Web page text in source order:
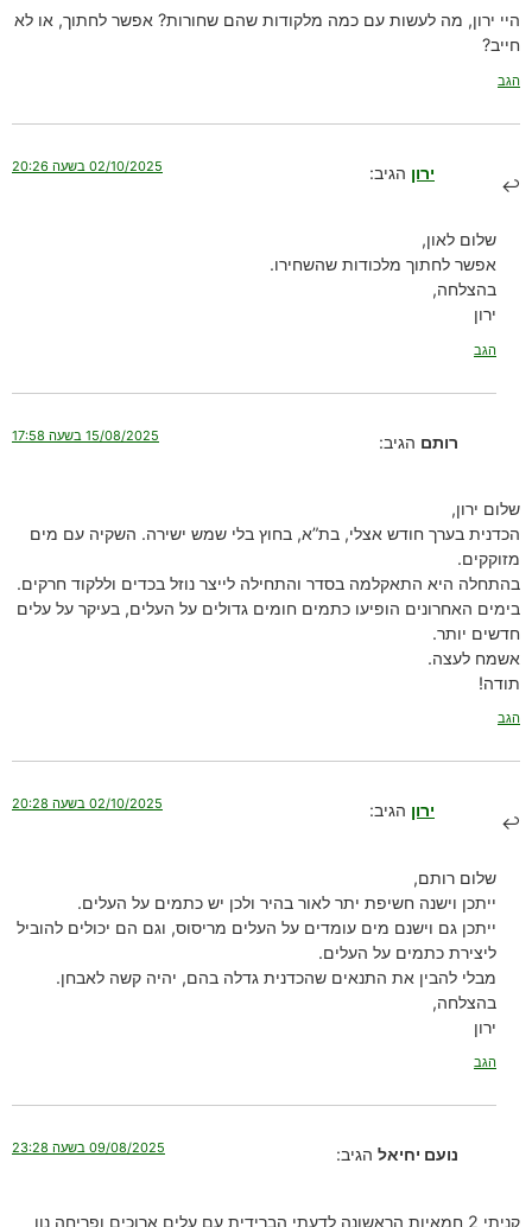
היי ירון, מה לעשות עם כמה מלקודות שהם שחורות? אפשר לחתוך, או לא
חייב?
הגב
ירון הגיב: 02/10/2025 בשעה 20:26
שלום לאון,
אפשר לחתוך מלכודות שהשחירו.
בהצלחה,
ירון
הגב
רותם הגיב: 15/08/2025 בשעה 17:58
שלום ירון,
הכדנית בערך חודש אצלי, בת”א, בחוץ בלי שמש ישירה. השקיה עם מים
מזוקקים.
בהתחלה היא התאקלמה בסדר והתחילה לייצר נוזל בכדים וללקוד חרקים.
בימים האחרונים הופיעו כתמים חומים גדולים על העלים, בעיקר על עלים
חדשים יותר.
אשמח לעצה.
תודה!
הגב
ירון הגיב: 02/10/2025 בשעה 20:28
שלום רותם,
ייתכן וישנה חשיפת יתר לאור בהיר ולכן יש כתמים על העלים.
ייתכן גם וישנם מים עומדים על העלים מריסוס, וגם הם יכולים להוביל
ליצירת כתמים על העלים.
מבלי להבין את התנאים שהכדנית גדלה בהם, יהיה קשה לאבחן.
בהצלחה,
ירון
הגב
נועם יחיאל הגיב: 09/08/2025 בשעה 23:28
קניתי 2 חמאיות הראשונה לדעתי הברידית עם עלים ארוכים ופריחה נון